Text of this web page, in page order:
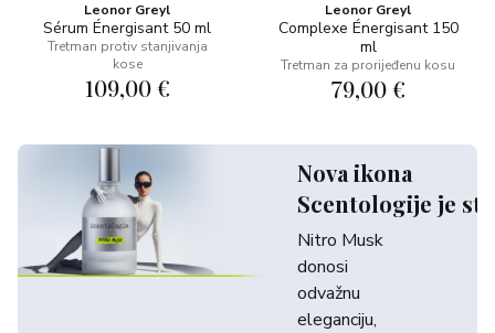
Leonor Greyl
Sérum Énergisant 50 ml
Tretman protiv stanjivanja
kose
109,00 €
Leonor Greyl
Complexe Énergisant 150
ml
Tretman za prorijeđenu kosu
79,00 €
Nova ikona
Scentologije je
Nitro Musk
donosi
odvažnu
eleganciju,